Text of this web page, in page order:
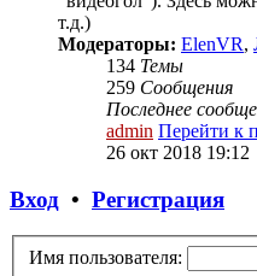
т.д.)
Модераторы: ElenVR,
134 Темы
259 Сообщения
Последнее
admin Перейти к
26 окт 2018 19:12
Вход • Регистрация
Имя пользователя: